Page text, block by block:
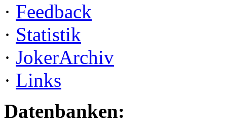
· Feedback
· Statistik
· JokerArchiv
· Links
Datenbanken: